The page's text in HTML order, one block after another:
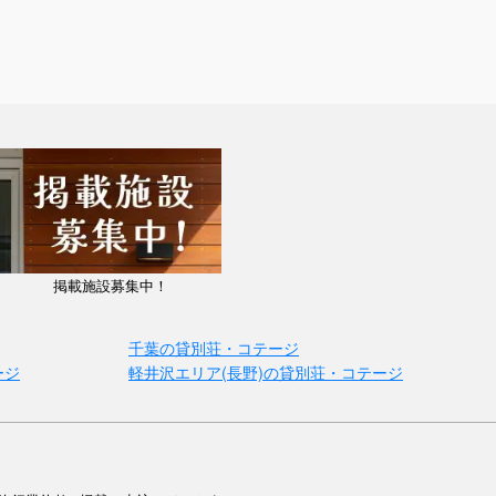
掲載施設募集中！
千葉の貸別荘・コテージ
軽井沢エリア(長野)の貸別荘・コテージ